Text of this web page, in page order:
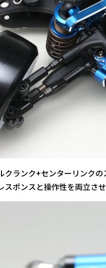
ランク+センターリンク
ポンスと操作性を両立させ